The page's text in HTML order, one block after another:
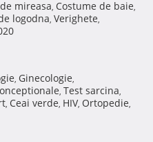
mireasa, Costume de baie,
logodna, Verighete,
, Ginecologie,
, Test sarcina,
, Ceai verde, HIV, Ortopedie,